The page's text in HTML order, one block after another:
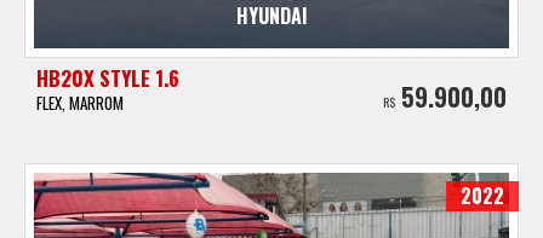
HYUNDAI
HB20X STYLE 1.6
FLEX, MARROM R$ 59.900,00
2022